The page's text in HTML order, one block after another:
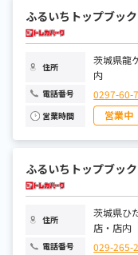
水
木
土
ふるいちトップブッ
住所
茨城県龍
内
電話番号 0297-60-
営業時間 営業中
日
月
水
木
土
ふるいちトップブッ
住所
茨城県ひ
店・店内
電話番号 029-265-